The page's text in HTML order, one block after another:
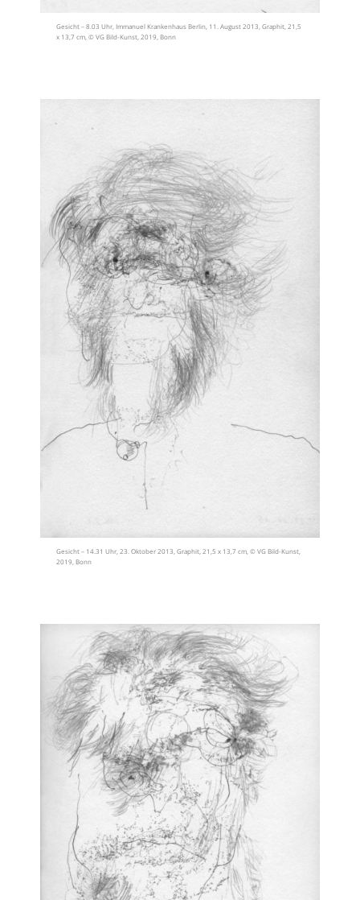
Gesicht – 8.03 Uhr, Immanuel Krankenhaus Berlin, 11. August 2013, Graphit, 21,5
x 13,7 cm, © VG Bild-Kunst, 2019, Bonn
Gesicht – 14.31 Uhr, 23. Oktober 2013, Graphit, 21,5 x 13,7 cm, © VG Bild-Kunst,
2019, Bonn